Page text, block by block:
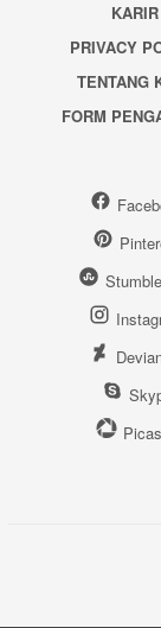
KARIR
PRIVACY
TENTANG
FORM